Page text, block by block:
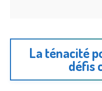
La ténacité
défis